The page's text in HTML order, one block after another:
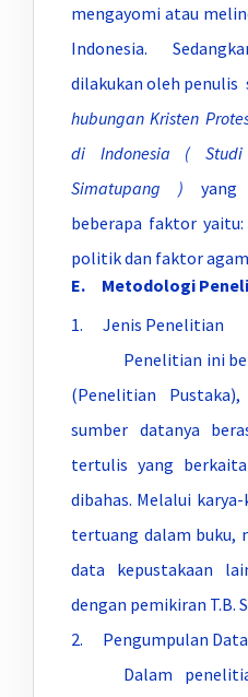
mengayomi atau
Indonesia.
dilakukan oleh penulis
hubungan Kristen
di Indonesia ( Studi
Simatupang )
beberapa faktor
politik dan faktor
E. Metodologi
1. Jenis Penelitian
Penelitian ini
(Penelitian
sumber datanya
tertulis yang
dibahas. Melalui
tertuang dalam buku,
data kepustakaan
dengan pemikiran T.B.
2. Pengumpulan Data
Dalam